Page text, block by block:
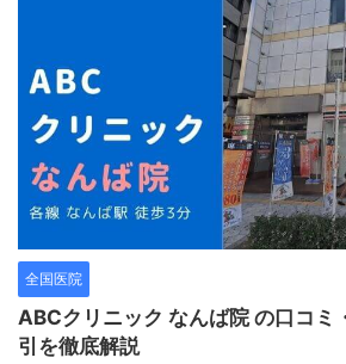
全国医院
ABCクリニック なんば院 の口コミ
引を徹底解説